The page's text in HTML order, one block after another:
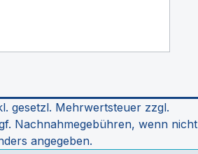
gesetzl. Mehrwertsteuer zzgl.
Nachnahmegebühren, wenn nicht
angegeben.